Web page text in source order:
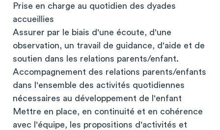
Prise en charge au quotidien des dyades
accueillies
Assurer par le biais d'une écoute, d'une
observation, un travail de guidance, d'aide et de
soutien dans les relations parents/enfant.
Accompagnement des relations parents/enfants
dans l'ensemble des activités quotidiennes
nécessaires au développement de l'enfant
Mettre en place, en continuité et en cohérence
avec l'équipe, les propositions d'activités et